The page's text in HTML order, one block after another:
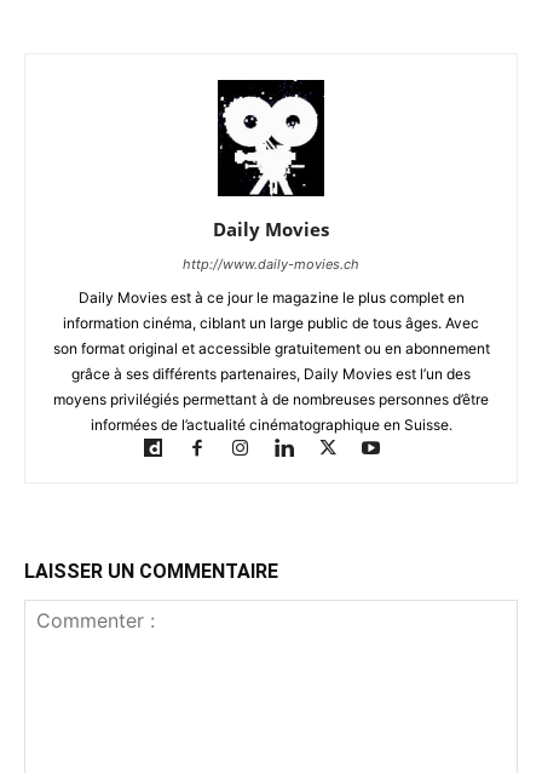
Daily Movies
http://www.daily-movies.ch
Daily Movies est à ce jour le magazine le plus complet en
information cinéma, ciblant un large public de tous âges. Avec
son format original et accessible gratuitement ou en abonnement
grâce à ses différents partenaires, Daily Movies est l’un des
moyens privilégiés permettant à de nombreuses personnes d’être
informées de l’actualité cinématographique en Suisse.
LAISSER UN COMMENTAIRE